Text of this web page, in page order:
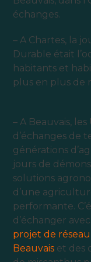
échanges.
– A Chartes, la
Durable était
habitants et
plus en plus de
– A Beauvais,
d’échanges de
générations
jours de
solutions
d’une
performante.
d’échanger
projet de
Beauvais et des